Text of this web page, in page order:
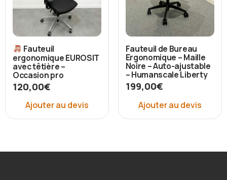
Fauteuil
ergonomique EUROSIT
avec têtière –
Occasion pro
120,00€
Ajouter au devis
Fauteuil de Bureau
Ergonomique – Maille
Noire – Auto-ajustable
– Humanscale Liberty
199,00€
Ajouter au devis